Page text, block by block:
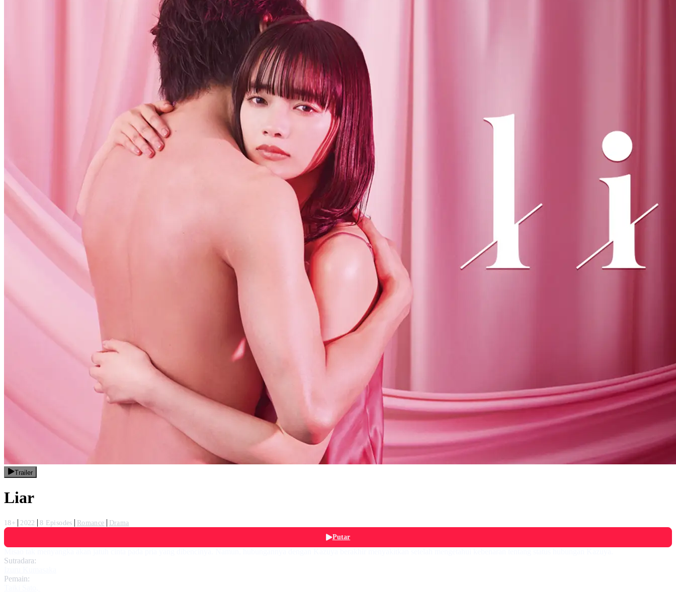
Trailer
Liar
18+ 2022 8 Episodes Romance
Drama
Putar
Sutradara:
Pemain: